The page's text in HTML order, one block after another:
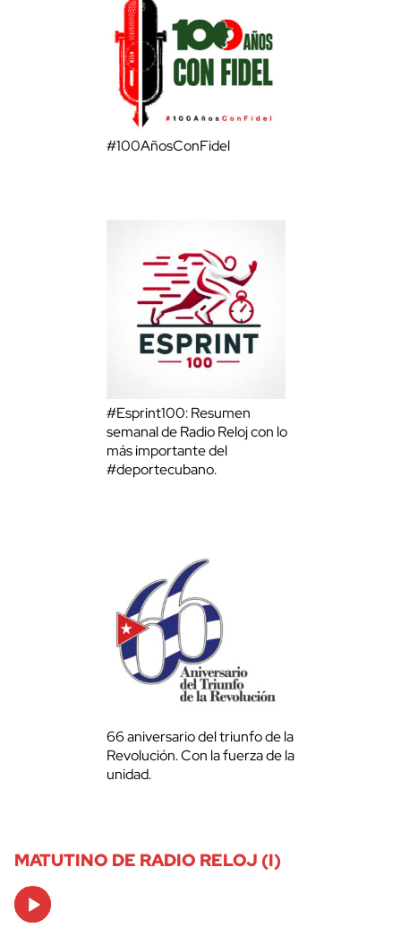
#100AñosConFidel
#Esprint100: Resumen
semanal de Radio Reloj con lo
más importante del
#deportecubano.
66 aniversario del triunfo de la
Revolución. Con la fuerza de la
unidad.
MATUTINO DE RADIO RELOJ (I)
Audio
Player